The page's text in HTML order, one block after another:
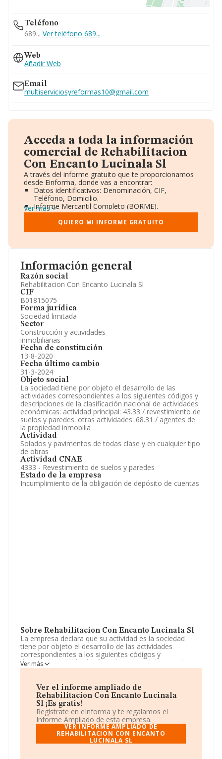
Información general
Razón social
Rehabilitacion Con Encanto Lucinala Sl
CIF
B01815075
Forma jurídica
Sociedad limitada
Sector
Construcción y actividades
inmobiliarias
Fecha de constitución
13-8-2020
Fecha último cambio
31-3-2024
Objeto social
La sociedad tiene por objeto el desarrollo de las
actividades correspondientes a los siguientes códigos y
descripciones de la clasificación nacional de actividades
económicas: actividad principal: 43.33 / revestimiento de
suelos y paredes. otras actividades: 68.31 / agentes de
la propiedad inmobilia
Actividad
Solados y pavimentos de todas clase y en cualquier tipo
de obras
Actividad CNAE
4333 - Revestimiento de suelos y paredes
Estado de la empresa
Incumplimiento de la obligación de depósito de cuentas
Sobre Rehabilitacion Con Encanto Lucinala Sl
La empresa declara que su actividad es la sociedad
tiene por objeto el desarrollo de las actividades
correspondientes a los siguientes códigos y
descripciones de la clasificación nacional de actividades
económicas: actividad principal: 43.33 / revestimiento de
la propiedad inmobilia. La sociedad está registrada
como Sociedad Limitada. Su actividad CNAE es
'Revestimiento de suelos y paredes' con código 4333.
La empresa no tiene actividad en mercados exteriores.
Su email esmultiserviciosyreformas10@gmail.com.
La empresaRehabilitacion Con Encanto Lucinala
Ver más
Ver el informe ampliado de
Rehabilitacion Con Encanto Lucinala
Sl ¡Es gratis!
Regístrate en eInforma y te regalamos el
Informe Ampliado de esta empresa.
VER INFORME AMPLIADO DE
REHABILITACION CON ENCANTO
LUCINALA SL
Teléfono
689... Ver teléfono 689...
Web
Añadir Web
Email
multiserviciosyreformas10@gmail.com
Acceda a toda la información
comercial de Rehabilitacion
Con Encanto Lucinala Sl
A través del informe gratuito que te proporcionamos
desde Einforma, donde vas a encontrar:
Datos identificativos: Denominación, CIF,
Teléfono, Domicilio.
Informe Mercantil Completo (BORME).
Gráficos de Evolución Ventas y Empleados.
Consejo de Administración y Administradores.
Directivos y Ejecutivos.
Información oficial y registral complementaria.
Ver más
QUIERO MI INFORME GRATUITO